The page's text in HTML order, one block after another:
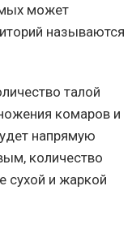
может
называются
талой
комаров и
напрямую
количество
сухой и жаркой